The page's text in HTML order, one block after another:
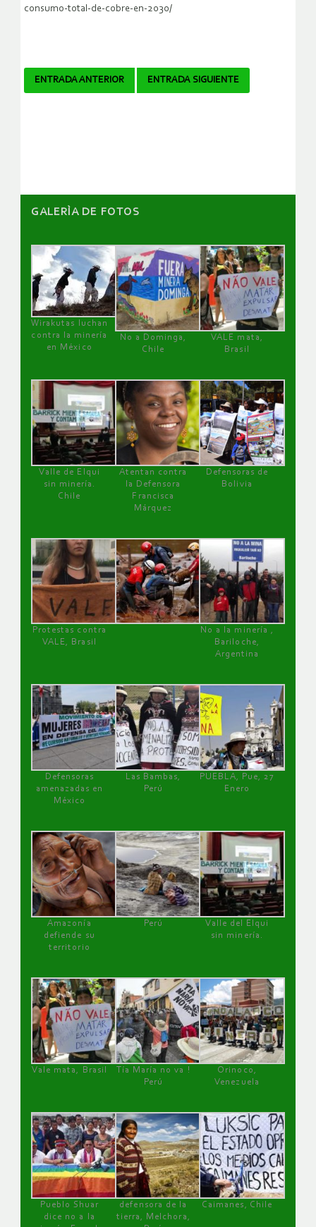
consumo-total-de-cobre-en-2030/
Navegador
ENTRADA ANTERIOR ENTRADA SIGUIENTE
GALERÌA DE FOTOS
Wirakutas luchan
contra la minería
en México
No a Dominga,
Chile
VALE mata,
Brasil
Valle de Elqui
sin minería.
Chile
Atentan contra
la Defensora
Francisca
Márquez
Defensoras de
Bolivia
Protestas contra
VALE, Brasil
No a la minería ,
Bariloche,
Argentina
Defensoras
amenazadas en
México
Las Bambas,
Perú
PUEBLA, Pue, 27
Enero
Amazonía
defiende su
territorio
Perú
Valle del Elqui
sin minería.
Vale mata, Brasil
Tía María no va !
Perú
Orinoco,
Venezuela
Pueblo Shuar
dice no a la
defensora de la
tierra, Melchora,
Caimanes, Chile